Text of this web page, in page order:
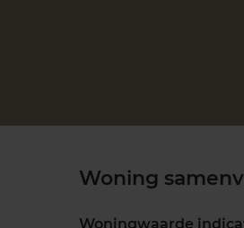
Woning
Woningwaarde